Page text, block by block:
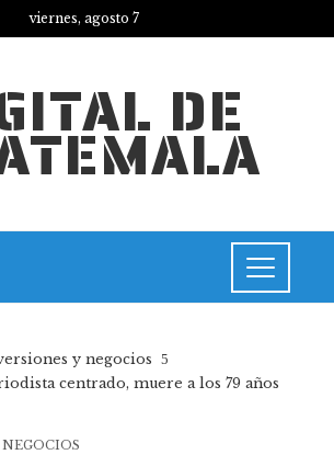
viernes, agosto 7
DE
y negocios
centrado, muere a los 79 años